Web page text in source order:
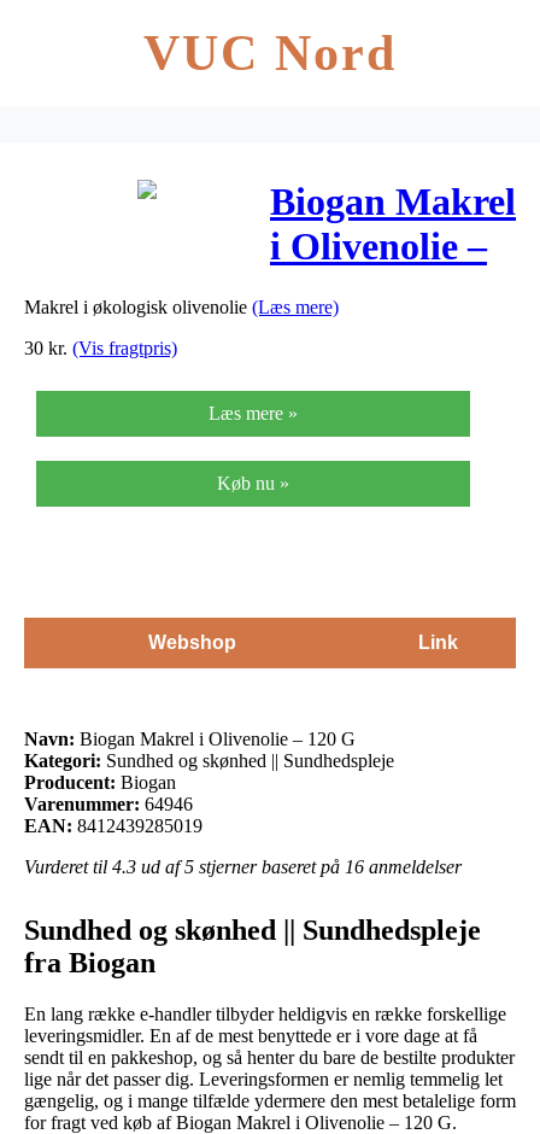
VUC Nord
Biogan Makrel
i Olivenolie –
120 G
Makrel i økologisk olivenolie (Læs mere)
30 kr. (Vis fragtpris)
Læs mere »
Køb nu »
Webshop Link
Navn: Biogan Makrel i Olivenolie – 120 G
Kategori: Sundhed og skønhed || Sundhedspleje
Producent: Biogan
Varenummer: 64946
EAN: 8412439285019
Vurderet til 4.3 ud af 5 stjerner baseret på 16 anmeldelser
Sundhed og skønhed || Sundhedspleje
fra Biogan
En lang række e-handler tilbyder heldigvis en række forskellige
leveringsmidler. En af de mest benyttede er i vore dage at få
sendt til en pakkeshop, og så henter du bare de bestilte produkter
lige når det passer dig. Leveringsformen er nemlig temmelig let
gængelig, og i mange tilfælde ydermere den mest betalelige form
for fragt ved køb af Biogan Makrel i Olivenolie – 120 G.